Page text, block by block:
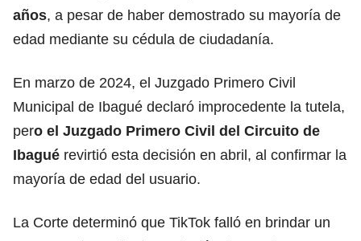
años, a pesar de haber demostrado su mayoría de
edad mediante su cédula de ciudadanía.
En marzo de 2024, el Juzgado Primero Civil
Municipal de Ibagué declaró improcedente la tutela,
pero el Juzgado Primero Civil del Circuito de
Ibagué revirtió esta decisión en abril, al confirmar la
mayoría de edad del usuario.
La Corte determinó que TikTok falló en brindar un